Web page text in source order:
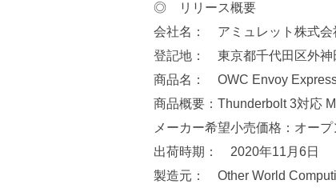
◎ リリース概要
会社名： アミュレット株式会
登記地： 東京都千代田区外神
商品名： OWC Envoy
商品概要：Thunderbolt 3対応
メーカー希望小売価格：オープ
出荷時期： 2020年11月6日
製造元： Other World